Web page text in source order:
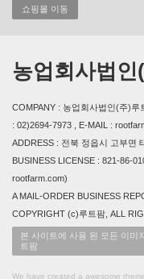
쇼핑몰 이동
농업회사법
COMPANY : 농업회사법인(주)루
: 02)2694-7973 , E-MAIL :
ADDRESS : 전북 정읍시 고부면
BUSINESS LICENSE : 821-86-
rootfarm.com)
A MAIL-ORDER BUSINESS
COPYRIGHT (c)루트팜, ALL
본 사이트에 사용 된 모든 이미
트팜
We have created a awesome